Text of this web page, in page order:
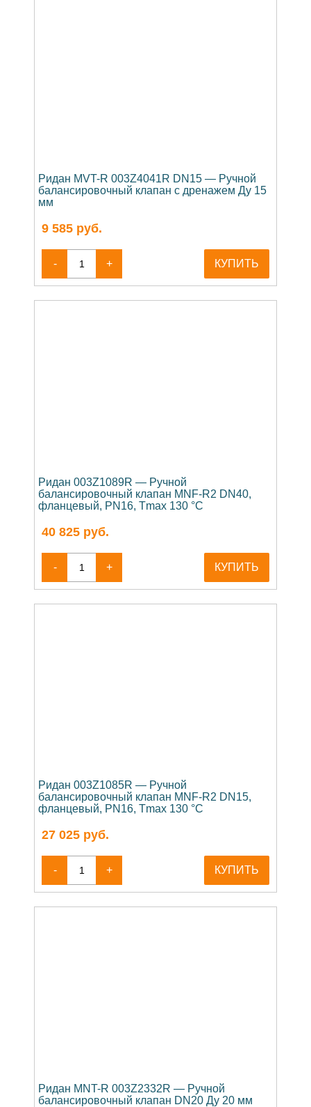
Ридан MVT-R 003Z4041R DN15 — Ручной
балансировочный клапан с дренажем Ду 15
мм
9 585 руб.
- + КУПИТЬ
Ридан 003Z1089R — Ручной
балансировочный клапан MNF-R2 DN40,
фланцевый, PN16, Tmax 130 °C
40 825 руб.
- + КУПИТЬ
Ридан 003Z1085R — Ручной
балансировочный клапан MNF-R2 DN15,
фланцевый, PN16, Tmax 130 °C
27 025 руб.
- + КУПИТЬ
Ридан MNT-R 003Z2332R — Ручной
балансировочный клапан DN20 Ду 20 мм